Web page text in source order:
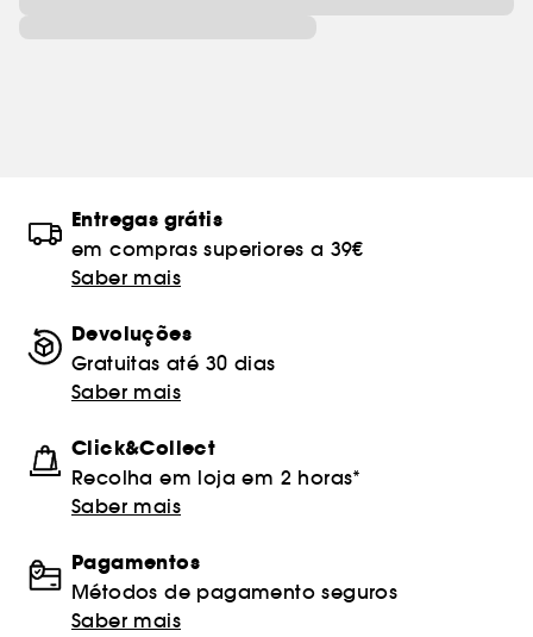
Entregas grátis
em compras superiores a 39€
Saber mais
Devoluções
Gratuitas até 30 dias
Saber mais
Click&Collect
Recolha em loja em 2 horas*
Saber mais
Pagamentos
Métodos de pagamento seguros
Saber mais